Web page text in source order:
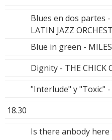
Blues en dos partes -
LATIN JAZZ
Blue in green -
Dignity - THE CHICK
"Interlude" y "Toxic" -
18.30
Is there anbody here